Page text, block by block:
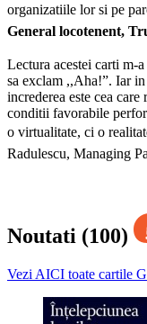
organizatiile lor si pe
General locotenent,
Lectura acestei carti m-
sa exclam ,,Aha!”. Iar
increderea este cea
conditii favorabile
o virtualitate, ci o
Radulescu, Managing
Noutati (100)
Vezi AICI toate cartile